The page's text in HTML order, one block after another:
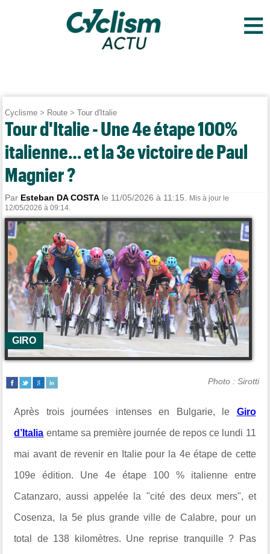
≡
Cyclisme > Route >Tour d'Italie
Tour d'Italie - Une 4e étape 100%
italienne… et la 3e victoire de Paul
Magnier ?
Par Esteban DA COSTA le 11/05/2026 à 11:15.
Mis à jour le
12/05/2026 à 09:14.
GIRO
Photo : Sirotti
Après trois journées intenses en Bulgarie, le Giro
d’Italia entame sa première journée de repos ce lundi 11
mai avant de revenir en Italie pour la 4e étape de cette
109e édition. Une 4e étape 100 % italienne entre
Catanzaro, aussi appelée la "cité des deux mers", et
Cosenza, la 5e plus grande ville de Calabre, pour un
total de 138 kilomètres. Une reprise tranquille ? Pas